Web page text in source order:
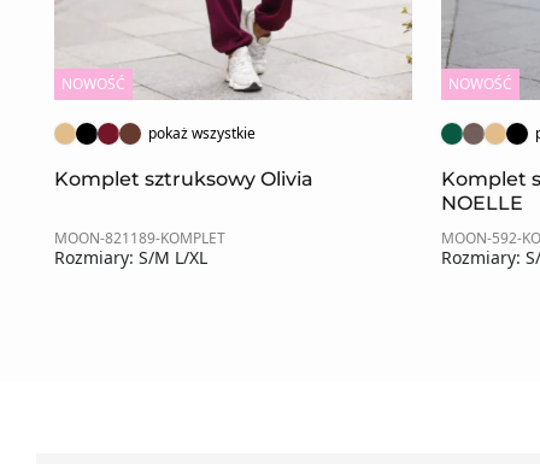
NOWOŚĆ
pokaż wszystkie
Komplet sztruksowy Olivia
MOON-821189-KOMPLET
Rozmiary: S/M L/XL
NOWOŚĆ
Komplet
NOELLE
MOON-592-
Rozmiary: